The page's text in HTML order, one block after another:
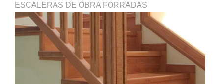
ESCALERAS DE OBRA FORRADAS